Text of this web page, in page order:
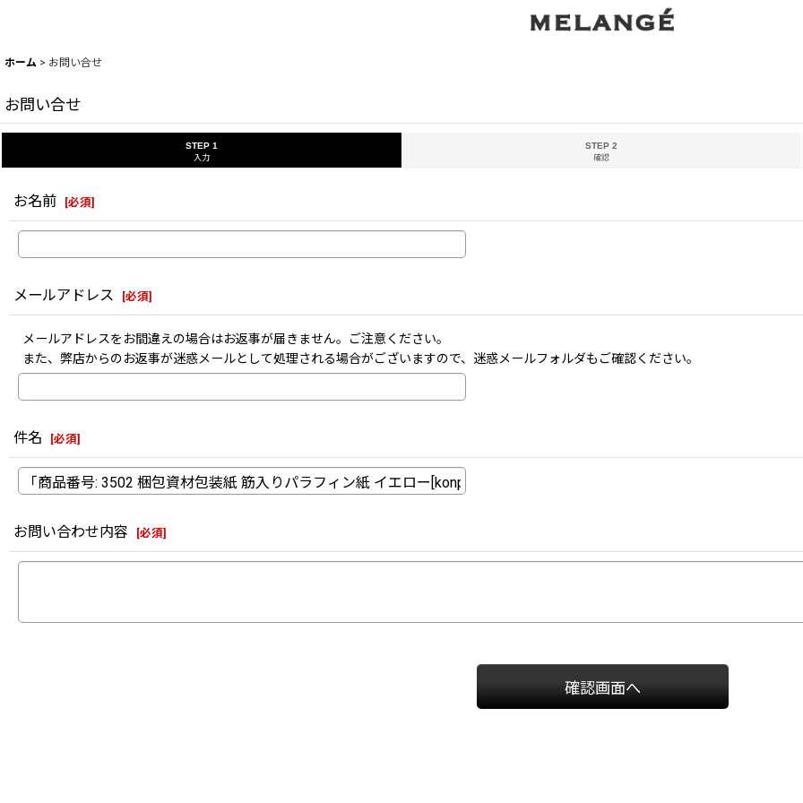
ホーム > お問い合せ
お問い合せ
STEP 1
入力
STEP 2
確認
お名前 [必須]
メールアドレス [必須]
メールアドレスをお間違えの場合はお返事が届きません。ご注意ください。
また、弊店からのお返事が迷惑メールとして処理される場合がございますので、迷惑メールフォルダもご確認ください。
件名 [必須]
お問い合わせ内容 [必須]
確認画面へ